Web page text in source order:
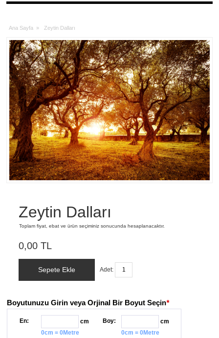
Ana Sayfa » Zeytin Dalları
Zeytin Dalları
Toplam fiyat, ebat ve ürün seçiminiz sonucunda hesaplanacaktır.
0,00 TL
Sepete Ekle Adet:
Boyutunuzu Girin veya Orjinal Bir Boyut Seçin*
En:
cm
0cm = 0Metre
Boy:
cm
0cm = 0Metre